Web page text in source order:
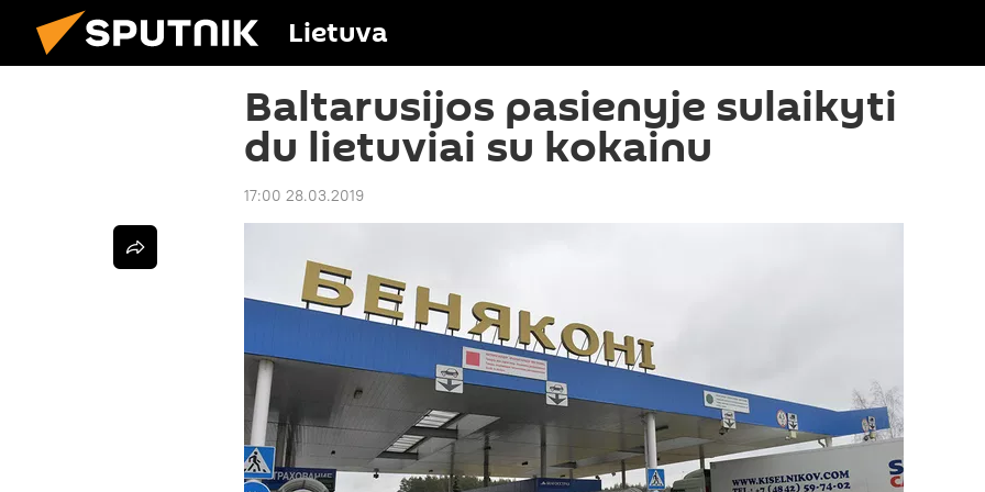
Lietuva
Baltarusijos pasienyje sulaikyti
du lietuviai su kokainu
17:00 28.03.2019